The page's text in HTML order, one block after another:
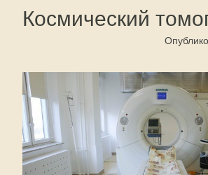
Космический